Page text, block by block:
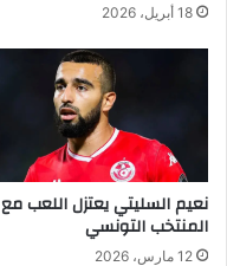
18 أبريل، 2026
نعيم السليتي يعتزل اللعب مع
المنتخب التونسي
12 مارس، 2026